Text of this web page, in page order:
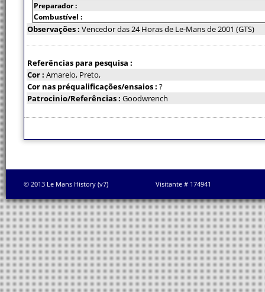
Preparador :
Combustível :
Observações : Vencedor das 24 Horas de Le-Mans de 2001 (GTS)
Referências para pesquisa :
Cor : Amarelo, Preto,
Cor nas préqualificações/ensaios : ?
Patrocinio/Referências : Goodwrench
© 2013 Le Mans History (v7) Visitante # 174941